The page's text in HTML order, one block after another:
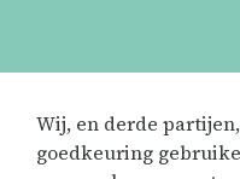
Wij, en derde
goedkeuring